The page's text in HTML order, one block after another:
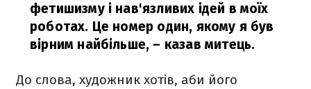
фетишизму і нав'язливих ідей в моїх
роботах. Це номер один, якому я був
вірним найбільше, – казав митець.
До слова, художник хотів, аби його